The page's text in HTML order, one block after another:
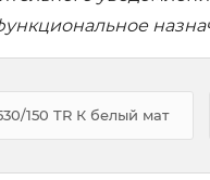
150 TR К белый мат